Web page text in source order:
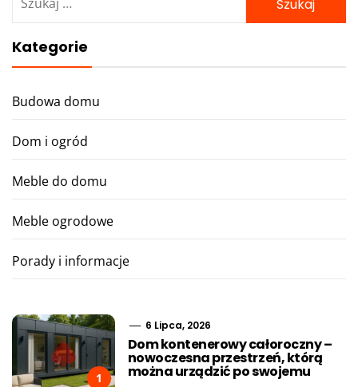
Kategorie
Budowa domu
Dom i ogród
Meble do domu
Meble ogrodowe
Porady i informacje
1
6 Lipca, 2026
Dom kontenerowy całoroczny –
nowoczesna przestrzeń, którą
można urządzić po swojemu